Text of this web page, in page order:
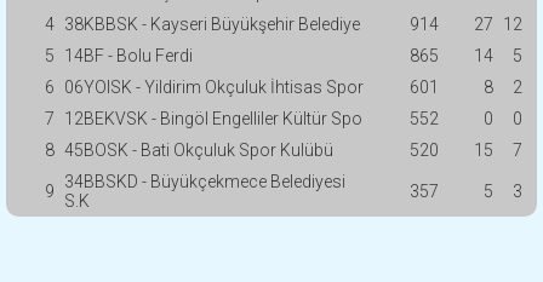
4 38KBBSK - Kayseri Büyükşehir Belediye 914 27
12
5
14BF - Bolu Ferdi 865 14
5
6
06YOISK - Yildirim Okçuluk İhtisas Spor 601 8
2
7
12BEKVSK - Bingöl Engelliler Kültür Spo 552 0
0
8 45BOSK - Bati Okçuluk Spor Kulübü 520 15 7
9
34BBSKD - Büyükçekmece Belediyesi
S.K
357 5 3